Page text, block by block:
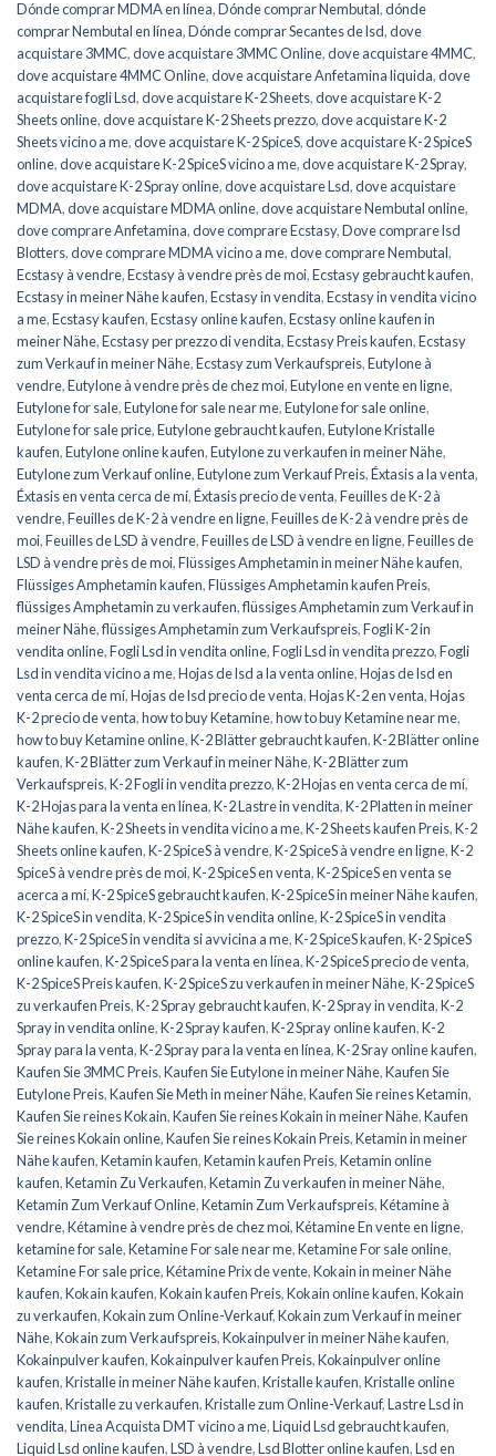
Dónde comprar MDMA en línea,Dónde comprar Nembutal,dónde
comprar Nembutal en línea,Dónde comprar Secantes de lsd,dove
acquistare 3MMC,dove acquistare 3MMC Online,dove acquistare 4MMC,
dove acquistare 4MMC Online,dove acquistare Anfetamina liquida,dove
acquistare fogli Lsd,dove acquistare K-2 Sheets,dove acquistare K-2
Sheets online,dove acquistare K-2 Sheets prezzo,dove acquistare K-2
Sheets vicino a me,dove acquistare K-2 SpiceS,dove acquistare K-2 SpiceS
online,dove acquistare K-2 SpiceS vicino a me,dove acquistare K-2 Spray,
dove acquistare K-2 Spray online,dove acquistare Lsd,dove acquistare
MDMA,dove acquistare MDMA online,dove acquistare Nembutal online,
dove comprare Anfetamina,dove comprare Ecstasy,Dove comprare lsd
Blotters,dove comprare MDMA vicino a me,dove comprare Nembutal,
Ecstasy à vendre,Ecstasy à vendre près de moi,Ecstasy gebraucht kaufen,
Ecstasy in meiner Nähe kaufen,Ecstasy in vendita,Ecstasy in vendita vicino
a me,Ecstasy kaufen,Ecstasy online kaufen,Ecstasy online kaufen in
meiner Nähe,Ecstasy per prezzo di vendita,Ecstasy Preis kaufen,Ecstasy
zum Verkauf in meiner Nähe,Ecstasy zum Verkaufspreis,Eutylone à
vendre,Eutylone à vendre près de chez moi,Eutylone en vente en ligne,
Eutylone for sale,Eutylone for sale near me,Eutylone for sale online,
Eutylone for sale price,Eutylone gebraucht kaufen,Eutylone Kristalle
kaufen,Eutylone online kaufen,Eutylone zu verkaufen in meiner Nähe,
Eutylone zum Verkauf online,Eutylone zum Verkauf Preis,Éxtasis a la venta,
Éxtasis en venta cerca de mí,Éxtasis precio de venta,Feuilles de K-2 à
vendre,Feuilles de K-2 à vendre en ligne,Feuilles de K-2 à vendre près de
moi,Feuilles de LSD à vendre,Feuilles de LSD à vendre en ligne,Feuilles de
LSD à vendre près de moi,Flüssiges Amphetamin in meiner Nähe kaufen,
Flüssiges Amphetamin kaufen,Flüssiges Amphetamin kaufen Preis,
flüssiges Amphetamin zu verkaufen,flüssiges Amphetamin zum Verkauf in
meiner Nähe,flüssiges Amphetamin zum Verkaufspreis,Fogli K-2 in
vendita online,Fogli Lsd in vendita online,Fogli Lsd in vendita prezzo,Fogli
Lsd in vendita vicino a me,Hojas de lsd a la venta online,Hojas de lsd en
venta cerca de mí,Hojas de lsd precio de venta,Hojas K-2 en venta,Hojas
K-2 precio de venta,how to buy Ketamine,how to buy Ketamine near me,
how to buy Ketamine online,K-2 Blätter gebraucht kaufen,K-2 Blätter online
kaufen,K-2 Blätter zum Verkauf in meiner Nähe,K-2 Blätter zum
Verkaufspreis,K-2 Fogli in vendita prezzo,K-2 Hojas en venta cerca de mí,
K-2 Hojas para la venta en línea,K-2 Lastre in vendita,K-2 Platten in meiner
Nähe kaufen,K-2 Sheets in vendita vicino a me,K-2 Sheets kaufen Preis,K-2
Sheets online kaufen,K-2 SpiceS à vendre,K-2 SpiceS à vendre en ligne,K-2
SpiceS à vendre près de moi,K-2 SpiceS en venta,K-2 SpiceS en venta se
acerca a mí,K-2 SpiceS gebraucht kaufen,K-2 SpiceS in meiner Nähe kaufen,
K-2 SpiceS in vendita,K-2 SpiceS in vendita online,K-2 SpiceS in vendita
prezzo,K-2 SpiceS in vendita si avvicina a me,K-2 SpiceS kaufen,K-2 SpiceS
online kaufen,K-2 SpiceS para la venta en línea,K-2 SpiceS precio de venta,
K-2 SpiceS Preis kaufen,K-2 SpiceS zu verkaufen in meiner Nähe,K-2 SpiceS
zu verkaufen Preis,K-2 Spray gebraucht kaufen,K-2 Spray in vendita,K-2
Spray in vendita online,K-2 Spray kaufen,K-2 Spray online kaufen,K-2
Spray para la venta,K-2 Spray para la venta en línea,K-2 Sray online kaufen,
Kaufen Sie 3MMC Preis,Kaufen Sie Eutylone in meiner Nähe,Kaufen Sie
Eutylone Preis,Kaufen Sie Meth in meiner Nähe,Kaufen Sie reines Ketamin,
Kaufen Sie reines Kokain,Kaufen Sie reines Kokain in meiner Nähe,Kaufen
Sie reines Kokain online,Kaufen Sie reines Kokain Preis,Ketamin in meiner
Nähe kaufen,Ketamin kaufen,Ketamin kaufen Preis,Ketamin online
kaufen,Ketamin Zu Verkaufen,Ketamin Zu verkaufen in meiner Nähe,
Ketamin Zum Verkauf Online,Ketamin Zum Verkaufspreis,Kétamine à
vendre,Kétamine à vendre près de chez moi,Kétamine En vente en ligne,
ketamine for sale,Ketamine For sale near me,Ketamine For sale online,
Ketamine For sale price,Kétamine Prix de vente,Kokain in meiner Nähe
kaufen,Kokain kaufen,Kokain kaufen Preis,Kokain online kaufen,Kokain
zu verkaufen,Kokain zum Online-Verkauf,Kokain zum Verkauf in meiner
Nähe,Kokain zum Verkaufspreis,Kokainpulver in meiner Nähe kaufen,
Kokainpulver kaufen,Kokainpulver kaufen Preis,Kokainpulver online
kaufen,Kristalle in meiner Nähe kaufen,Kristalle kaufen,Kristalle online
kaufen,Kristalle zu verkaufen,Kristalle zum Online-Verkauf,Lastre Lsd in
vendita,Linea Acquista DMT vicino a me,Liquid Lsd gebraucht kaufen,
Liquid Lsd online kaufen,LSD à vendre,Lsd Blotter online kaufen,Lsd en